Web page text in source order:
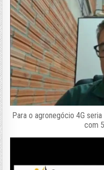
Para o agronegócio 4G
com